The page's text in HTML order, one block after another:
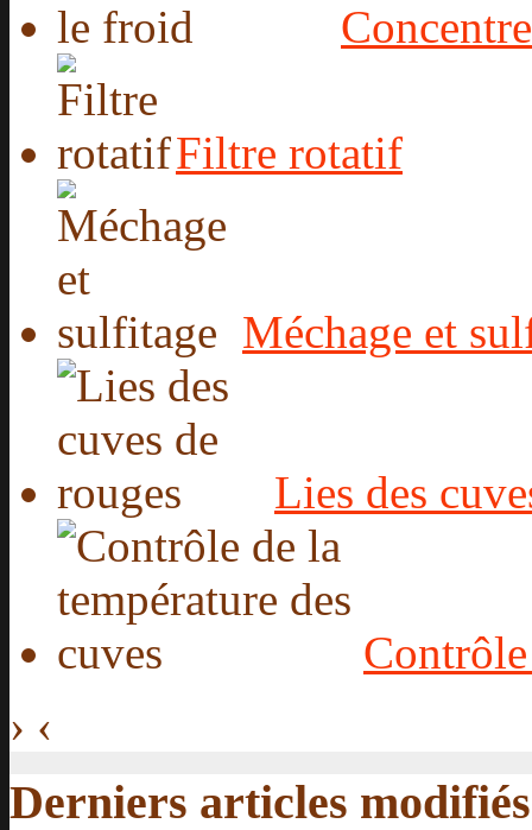
Filtre rotatif
Méchage et
Lies des
› ‹
Derniers articles modifiés